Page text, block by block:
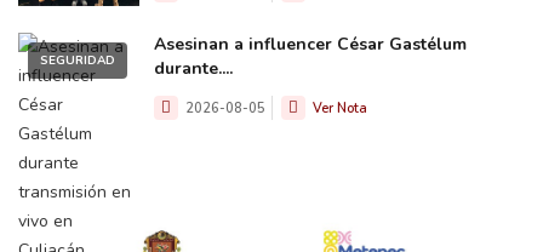
SEGURIDAD
Asesinan a influencer César Gastélum
durante....
2026-08-05 Ver Nota